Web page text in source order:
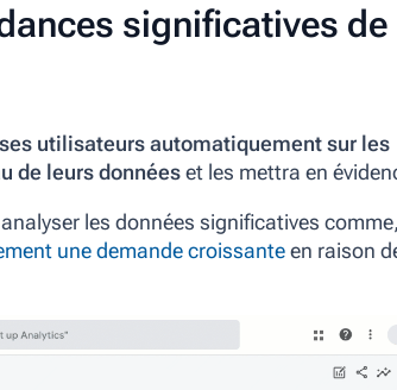
significatives de
utilisateurs automatiquement sur les
de leurs donnéeset les mettra en
les données significatives comme,
une demande croissanteen raison